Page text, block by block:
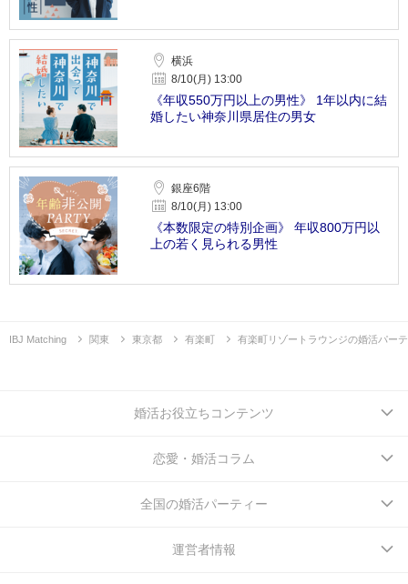
横浜
8/10(月) 13:00
《年収550万円以上の男性》 1年以内に結
婚したい神奈川県居住の男女
銀座6階
8/10(月) 13:00
《本数限定の特別企画》 年収800万円以
上の若く見られる男性
IBJ Matching 関東 東京都 有楽町 有楽町リゾートラウンジの婚活パー
婚活お役立ちコンテンツ
恋愛・婚活コラム
全国の婚活パーティー
運営者情報